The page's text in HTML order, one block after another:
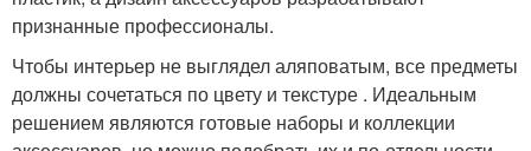
признанные профессионалы.
Чтобы интерьер не выглядел аляповатым, все предметы
должны сочетаться по цвету и текстуре . Идеальным
решением являются готовые наборы и коллекции